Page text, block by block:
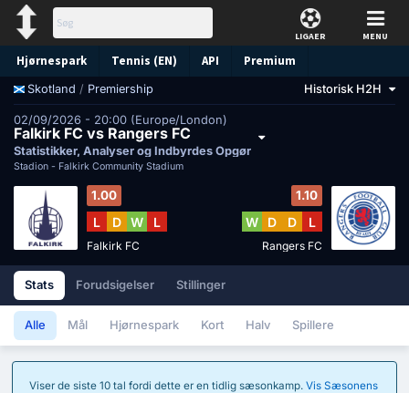
LIGAER MENU
Hjørnespark Tennis (EN) API Premium
Forudsigelse
Skotland / Premiership Historisk H2H
02/09/2026 - 20:00 (Europe/London)
Falkirk FC vs Rangers FC
Statistikker, Analyser og Indbyrdes Opgør
Stadion - Falkirk Community Stadium
1.00
L D W L
Falkirk FC
1.10
W D D L
Rangers FC
Stats Forudsigelser Stillinger
Alle Mål Hjørnespark Kort Halv Spillere
Viser de siste 10 tal fordi dette er en tidlig sæsonkamp. Vis Sæsonens